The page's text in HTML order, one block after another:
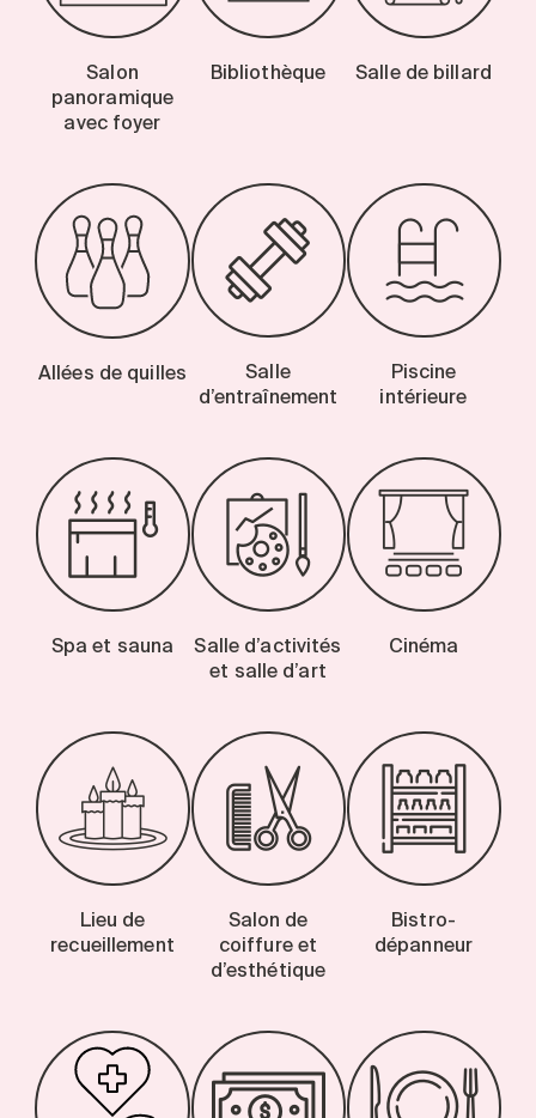
Salon
panoramique
avec foyer
Bibliothèque Salle de billard
Allées de quilles
Salle
d’entraînement
Piscine
intérieure
Spa et sauna
Salle d’activités
et salle d’art
Cinéma
Lieu de
recueillement
Salon de
coiffure et
d’esthétique
Bistro-
dépanneur